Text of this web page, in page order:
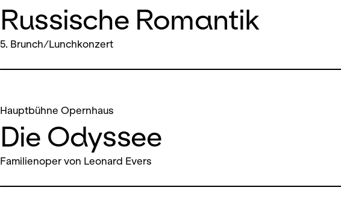
Russische Romantik
5. Brunch/Lunchkonzert
Hauptbühne Opernhaus
Die Odyssee
Familienoper von Leonard Evers